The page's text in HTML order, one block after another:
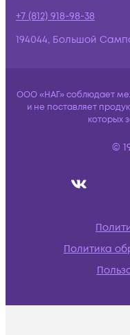
+7 (812) 918-98-38
194044, Большой
ООО «НАГ» соблюдает
и не поставляет
которых
©
Политика